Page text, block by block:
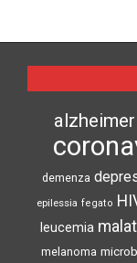
alzheimer
demenza
epilessia fegato
leucemia
melanoma